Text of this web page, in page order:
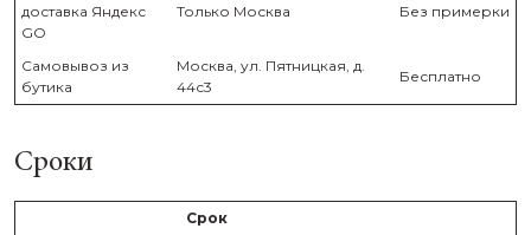
доставка Яндекс
GO
Только Москва Без примерки
Самовывоз из
бутика
Москва, ул. Пятницкая, д.
44с3
Бесплатно
Сроки
Срок